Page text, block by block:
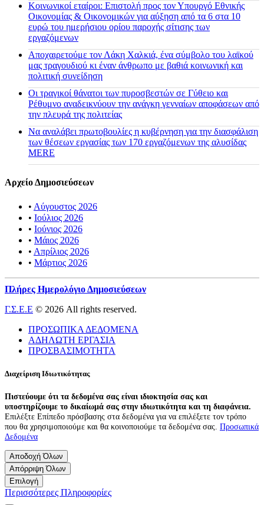
Κοινωνικοί εταίροι: Επιστολή προς τον Υπουργό Εθνικής
Οικονομίας & Οικονομικών για αύξηση από τα 6 στα 10
ευρώ του ημερήσιου ορίου παροχής σίτισης των
εργαζόμενων
Αποχαιρετούμε τον Λάκη Χαλκιά, ένα σύμβολο του λαϊκού
μας τραγουδιού κι έναν άνθρωπο με βαθιά κοινωνική και
πολιτική συνείδηση
Οι τραγικοί θάνατοι των πυροσβεστών σε Γύθειο και
Ρέθυμνο αναδεικνύουν την ανάγκη γενναίων αποφάσεων από
την πλευρά της πολιτείας
Να αναλάβει πρωτοβουλίες η κυβέρνηση για την διασφάλιση
των θέσεων εργασίας των 170 εργαζόμενων της αλυσίδας
MERE
Αρχείο Δημοσιεύσεων
• Αύγουστος 2026
• Ιούλιος 2026
• Ιούνιος 2026
• Μάιος 2026
• Απρίλιος 2026
• Μάρτιος 2026
Πλήρες Ημερολόγιο Δημοσιεύσεων
Γ.Σ.Ε.Ε © 2026 All rights reserved.
ΠΡΟΣΩΠΙΚΑ ΔΕΔΟΜΕΝΑ
ΑΔΗΛΩΤΗ ΕΡΓΑΣΙΑ
ΠΡΟΣΒΑΣΙΜΟΤΗΤΑ
Διαχείριση Ιδιωτικότητας
Πιστεύουμε ότι τα δεδομένα σας είναι ιδιοκτησία σας και
υποστηρίζουμε το δικαίωμά σας στην ιδιωτικότητα και τη διαφάνεια.
Επιλέξτε Επίπεδο πρόσβασης στα δεδομένα για να επιλέξετε τον τρόπο
που θα χρησιμοποιούμε και θα κοινοποιούμε τα δεδομένα σας. Προσωπικά
Δεδομένα
Αποδοχή Όλων
Απόρριψη Όλων
Επιλογή
Περισσότερες Πληροφορίες